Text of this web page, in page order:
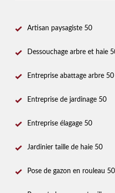
Artisan paysagiste 50
Dessouchage arbre et haie
Entreprise abattage arbre 50
Entreprise de jardinage 50
Entreprise élagage 50
Jardinier taille de haie 50
Pose de gazon en rouleau 50